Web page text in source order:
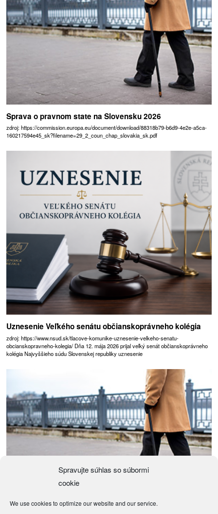
Spravujte súhlas so súbormi
cookie
We use cookies to optimize our website and our service.
Sprava o pravnom state na Slovensku 2026
zdroj: https://commission.europa.eu/document/download/88318b79-b6d9-4e2e-a5ca-
160217594e45_sk?filename=29_2_coun_chap_slovakia_sk.pdf
Uznesenie Veľkého senátu občianskoprávneho kolégia
zdroj: https://www.nsud.sk/tlacove-komunike-uznesenie-velkeho-senatu-
obcianskopravneho-kolegia/ Dňa 12. mája 2026 prijal veľký senát občianskoprávneho
kolégia Najvyššieho súdu Slovenskej republiky uznesenie